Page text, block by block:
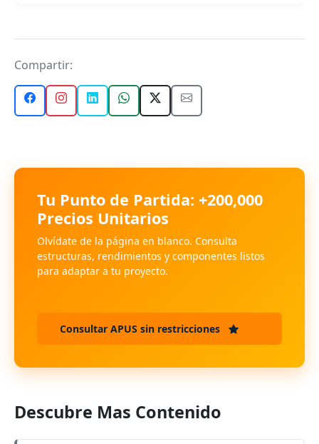
Compartir:
Tu Punto de Partida: +200,000
Precios Unitarios
Olvídate de la página en blanco. Consulta
estructuras, rendimientos y componentes listos
para adaptar a tu proyecto.
Consultar APUS sin restricciones
Descubre Mas Contenido